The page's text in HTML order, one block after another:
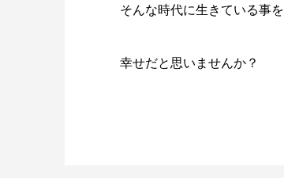
そんな時代に生きている事を
幸せだと思いませんか？